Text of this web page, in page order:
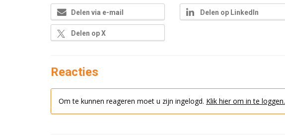
Delen via e-mail Delen op LinkedIn
Delen op X
Reacties
Om te kunnen reageren moet u zijn ingelogd. Klik hier om in te loggen.